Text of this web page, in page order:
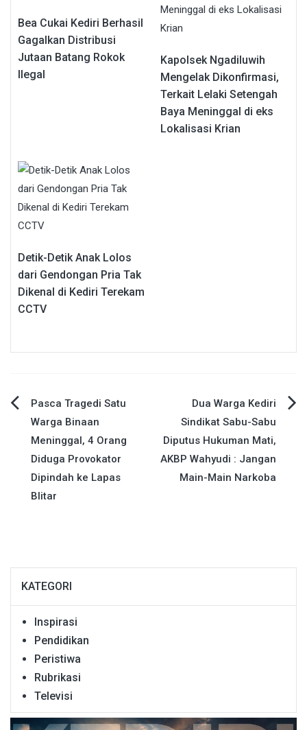
Bea Cukai Kediri Berhasil
Gagalkan Distribusi
Jutaan Batang Rokok
Ilegal
Kapolsek Ngadiluwih
Mengelak Dikonfirmasi,
Terkait Lelaki Setengah
Baya Meninggal di eks
Lokalisasi Krian
Detik-Detik Anak Lolos
dari Gendongan Pria Tak
Dikenal di Kediri Terekam
CCTV
Navigasi
pos
Pasca Tragedi Satu
Warga Binaan
Meninggal, 4 Orang
Diduga Provokator
Dipindah ke Lapas
Blitar
Dua Warga Kediri
Sindikat Sabu-Sabu
Diputus Hukuman Mati,
AKBP Wahyudi : Jangan
Main-Main Narkoba
KATEGORI
Inspirasi
Pendidikan
Peristiwa
Rubrikasi
Televisi